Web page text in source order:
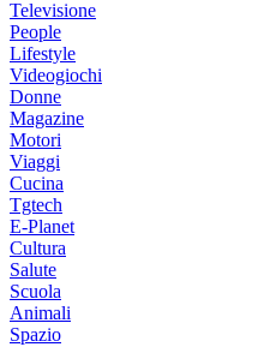
Televisione
People
Lifestyle
Videogiochi
Donne
Magazine
Motori
Viaggi
Cucina
Tgtech
E-Planet
Cultura
Salute
Scuola
Animali
Spazio